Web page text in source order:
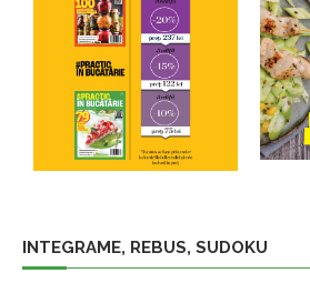
INTEGRAME, REBUS, SUDOKU